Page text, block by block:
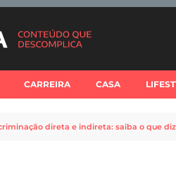
CARREIRA CASA
direta e indireta: saiba o que